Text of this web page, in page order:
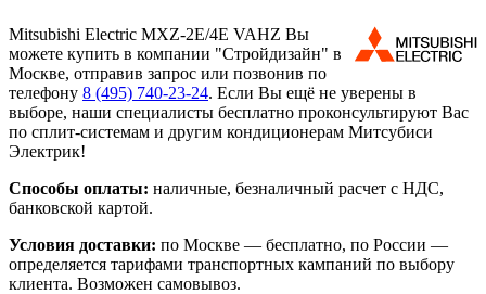
Mitsubishi Electric MXZ-2E/4E VAHZ Вы
можете купить в компании "Стройдизайн" в
Москве, отправив запрос или позвонив по
телефону 8 (495) 740-23-24. Если Вы ещё не уверены в
выборе, наши специалисты бесплатно проконсультируют Вас
по сплит-системам и другим кондиционерам Митсубиси
Электрик!
Способы оплаты: наличные, безналичный расчет с НДС,
банковской картой.
Условия доставки: по Москве — бесплатно, по России —
определяется тарифами транспортных кампаний по выбору
клиента. Возможен самовывоз.